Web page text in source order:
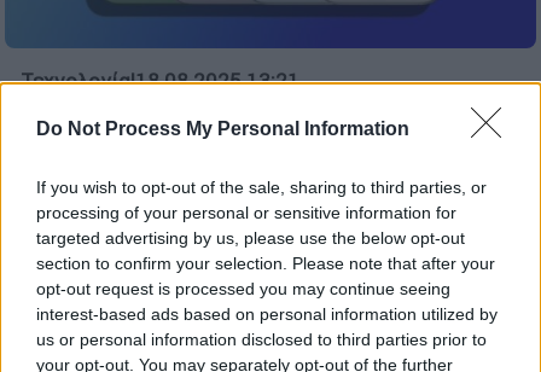
Do Not Process My Personal Information
If you wish to opt-out of the sale, sharing to third parties, or
processing of your personal or sensitive information for
targeted advertising by us, please use the below opt-out
section to confirm your selection. Please note that after your
opt-out request is processed you may continue seeing
interest-based ads based on personal information utilized by
us or personal information disclosed to third parties prior to
your opt-out. You may separately opt-out of the further
Τεχνολογία|18.08.2025 13:21
Έρχονται σαρωτικές αλλαγές στα
iPhone; Όσα θα αποκαλυφθούν για τα
νέα μοντέλα από την Apple
Το κοινότυπο iPhone 17 και το πρωτοπόρο
iPhone 18